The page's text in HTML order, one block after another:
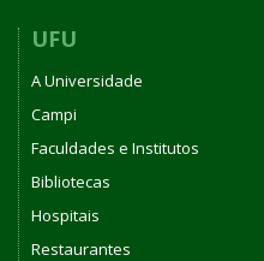
UFU
A Universidade
Campi
Faculdades e Institutos
Bibliotecas
Hospitais
Restaurantes